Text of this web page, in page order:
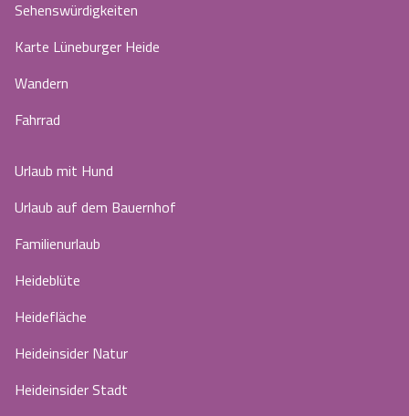
Sehenswürdigkeiten
Karte Lüneburger Heide
Wandern
Fahrrad
Urlaub mit Hund
Urlaub auf dem Bauernhof
Familienurlaub
Heideblüte
Heidefläche
Heideinsider Natur
Heideinsider Stadt